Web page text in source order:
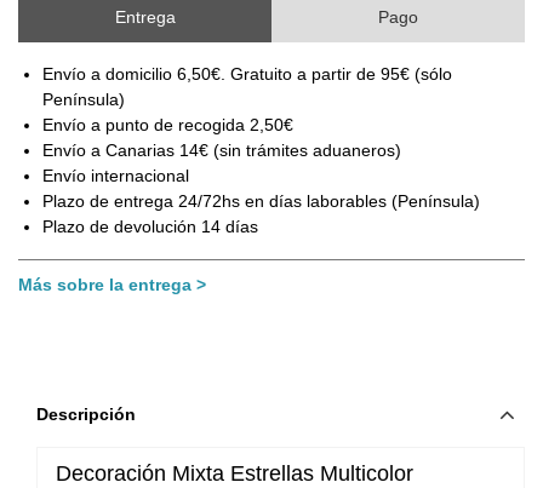
Entrega Pago
Envío a domicilio 6,50€. Gratuito a partir de 95€ (sólo
Península)
Envío a punto de recogida 2,50€
Envío a Canarias 14€ (sin trámites aduaneros)
Envío internacional
Plazo de entrega 24/72hs en días laborables (Península)
Plazo de devolución 14 días
Más sobre la entrega
Descripción
Decoración Mixta Estrellas Multicolor